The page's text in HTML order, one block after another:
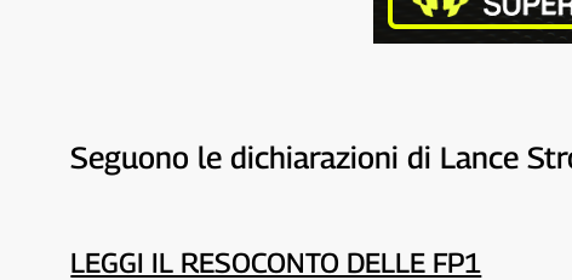
Seguono le dichiarazioni di Lance
LEGGI IL RESOCONTO DELLE FP1